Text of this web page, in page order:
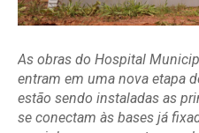
As obras do Hospital
entram em uma nova etapa
estão sendo instaladas as
se conectam às bases já